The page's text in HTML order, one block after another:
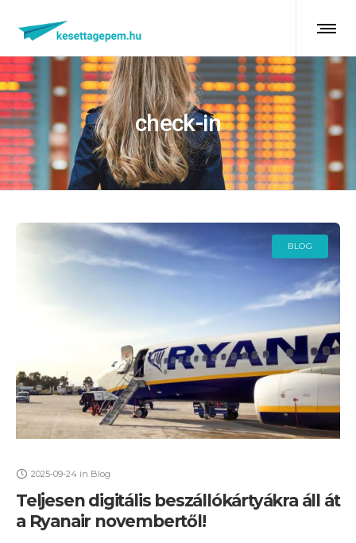
check-in
BLOG
2025-09-24 in Blog
Teljesen digitális beszállókártyákra áll át
a Ryanair novembertől!